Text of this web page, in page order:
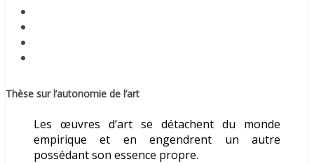
Thèse sur l’autonomie de l’art
Les œuvres d’art se détachent du monde
empirique et en engendrent un autre
possédant son essence propre.